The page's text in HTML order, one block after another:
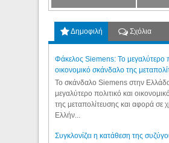
Δημοφιλή Σχόλια
Φάκελος Siemens: Το μεγαλύτερο
οικονομικό σκάνδαλο της
Το σκάνδαλο Siemens στην Ελλάδα
μεγαλύτερο πολιτικό και
της μεταπολίτευσης και αφορά σε
Ελλήν...
Συγκλονίζει η κατάθεση της